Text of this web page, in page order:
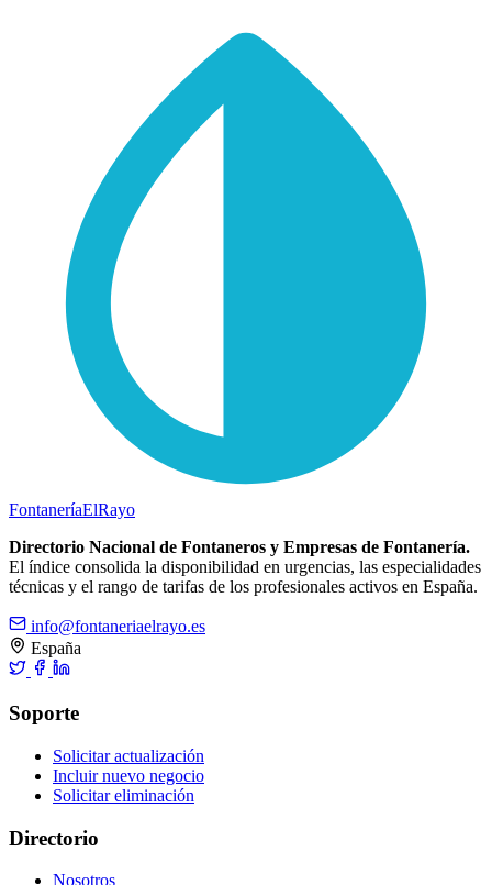
FontaneríaElRayo
Directorio Nacional de Fontaneros y Empresas de Fontanería.
El índice consolida la disponibilidad en urgencias, las especialidades
técnicas y el rango de tarifas de los profesionales activos en España.
info@fontaneriaelrayo.es
España
Soporte
Solicitar actualización
Incluir nuevo negocio
Solicitar eliminación
Directorio
Nosotros